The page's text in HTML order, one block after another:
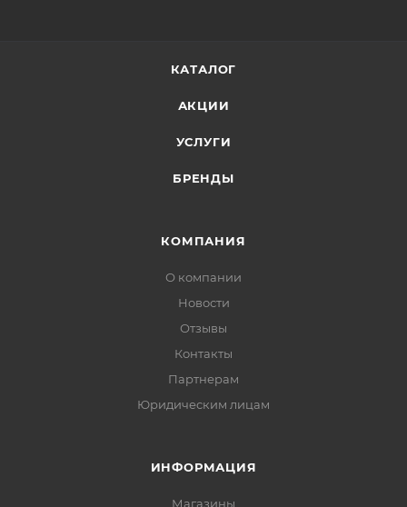
КАТАЛОГ
АКЦИИ
УСЛУГИ
БРЕНДЫ
КОМПАНИЯ
О компании
Новости
Отзывы
Контакты
Партнерам
Юридическим лицам
ИНФОРМАЦИЯ
Магазины